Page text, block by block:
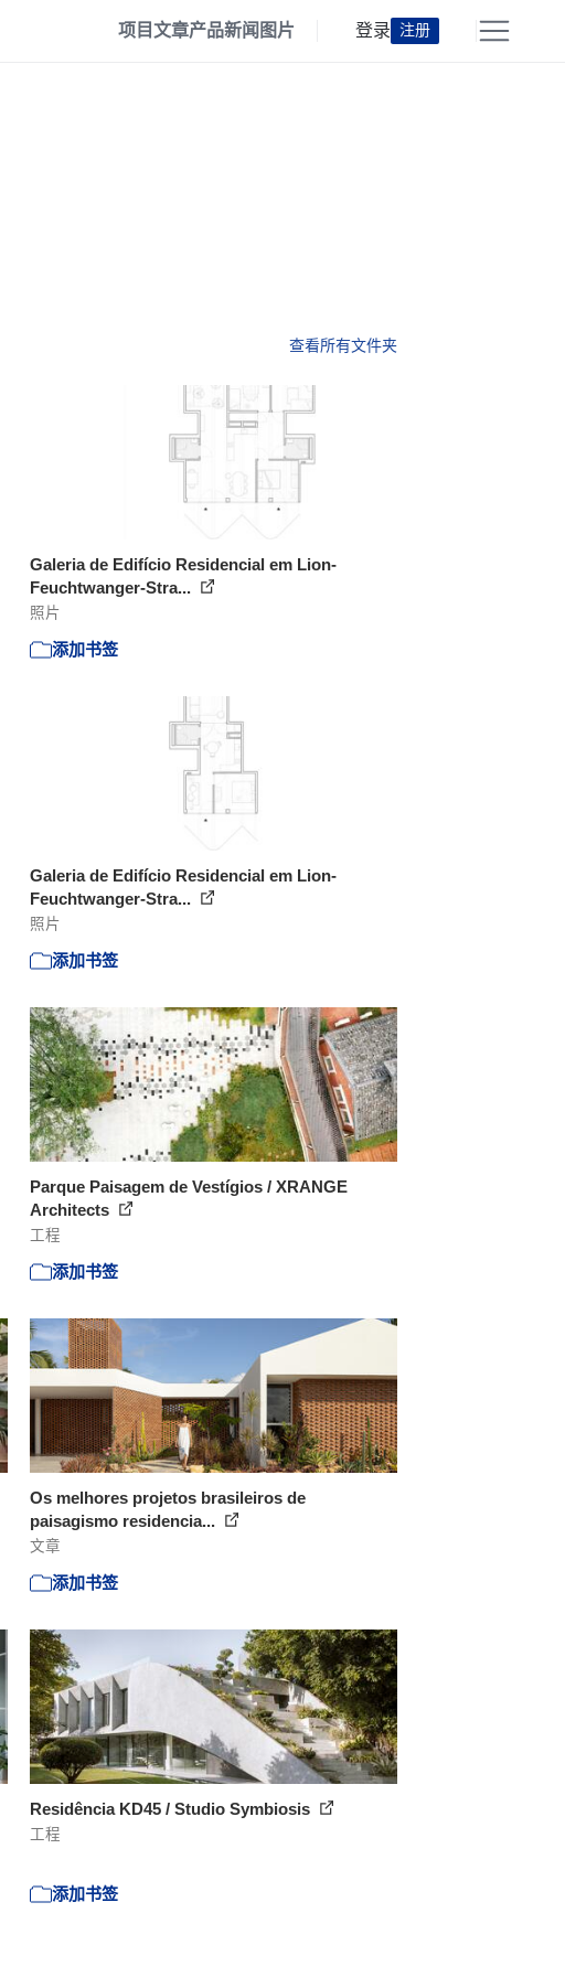
项目文章产品新闻 图片 登录 注册
查看所有文件夹
Galeria de Edifício Residencial em Lion-
Feuchtwanger-Stra...
照片
添加书签
Galeria de Edifício Residencial em Lion-
Feuchtwanger-Stra...
照片
添加书签
Parque Paisagem de Vestígios / XRANGE
Architects
工程
添加书签
Os melhores projetos brasileiros de
paisagismo residencia...
文章
添加书签
Residência KD45 / Studio Symbiosis
工程
添加书签